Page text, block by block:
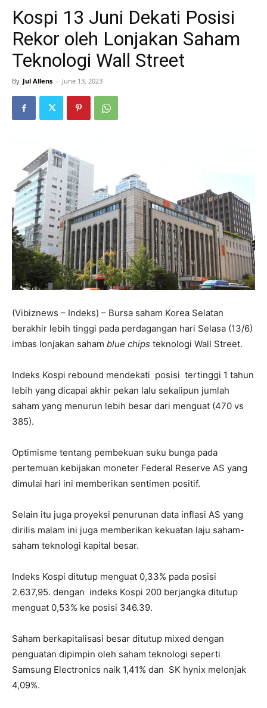
Kospi 13 Juni Dekati Posisi
Rekor oleh Lonjakan Saham
Teknologi Wall Street
By Jul Allens - June 13, 2023
(Vibiznews – Indeks) – Bursa saham Korea Selatan
berakhir lebih tinggi pada perdagangan hari Selasa (13/6)
imbas lonjakan saham blue chips teknologi Wall Street.
Indeks Kospi rebound mendekati posisi tertinggi 1 tahun
lebih yang dicapai akhir pekan lalu sekalipun jumlah
saham yang menurun lebih besar dari menguat (470 vs
385).
Optimisme tentang pembekuan suku bunga pada
pertemuan kebijakan moneter Federal Reserve AS yang
dimulai hari ini memberikan sentimen positif.
Selain itu juga proyeksi penurunan data inflasi AS yang
dirilis malam ini juga memberikan kekuatan laju saham-
saham teknologi kapital besar.
Indeks Kospi ditutup menguat 0,33% pada posisi
2.637,95. dengan indeks Kospi 200 berjangka ditutup
menguat 0,53% ke posisi 346.39.
Saham berkapitalisasi besar ditutup mixed dengan
penguatan dipimpin oleh saham teknologi seperti
Samsung Electronics naik 1,41% dan SK hynix melonjak
4,09%.